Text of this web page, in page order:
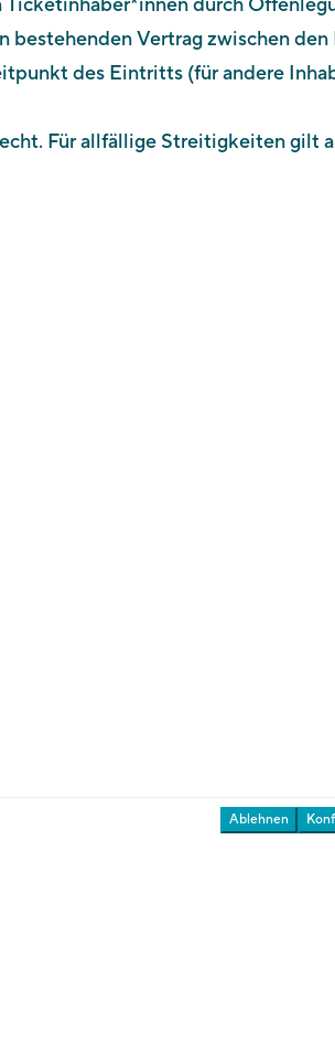
Vertrag zwischen
des Eintritts (für andere
Für allfällige Streitigkeiten gilt
Ablehnen